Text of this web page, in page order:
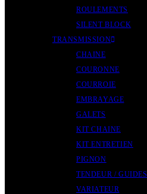
ROULEMENTS
SILENT BLOCK
TRANSMISSION
CHAINE
COURONNE
COURROIE
EMBRAYAGE
GALETS
KIT CHAINE
KIT ENTRETIEN
PIGNON
TENDEUR / GUIDES
VARIATEUR